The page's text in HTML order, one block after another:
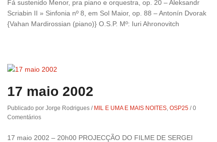
Fá sustenido Menor, pra piano e orquestra, op. 20 – Aleksandr
Scriabin II » Sinfonia nº 8, em Sol Maior, op. 88 – Antonín Dvorak
{Vahan Mardirossian (piano)} O.S.P. Mº: Iuri Ahronovitch
17 maio 2002
Publicado por Jorge Rodrigues / MIL E UMA E MAIS NOITES, OSP25 /0
Comentários
17 maio 2002 – 20h00 PROJECÇÃO DO FILME DE SERGEI